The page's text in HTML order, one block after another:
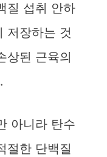
질 섭취 안하
저장하는 것
상된 근육의
아니라 탄수
절한 단백질